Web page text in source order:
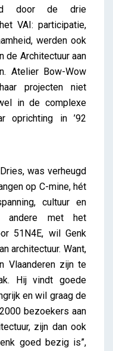
door de drie
VAI: participatie,
werden ook
de Architectuur aan
Atelier Bow-Wow
projecten niet
in de complexe
oprichting in ’92
was verheugd
op C-mine, hét
cultuur en
andere met het
51N4E, wil Genk
architectuur. Want,
Vlaanderen zijn te
Hij vindt goede
en wil graag de
bezoekers aan
zijn dan ook
goed bezig is”,